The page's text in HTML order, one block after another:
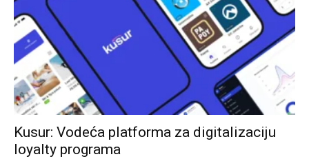
Kusur: Vodeća platforma za digitalizaciju
loyalty programa